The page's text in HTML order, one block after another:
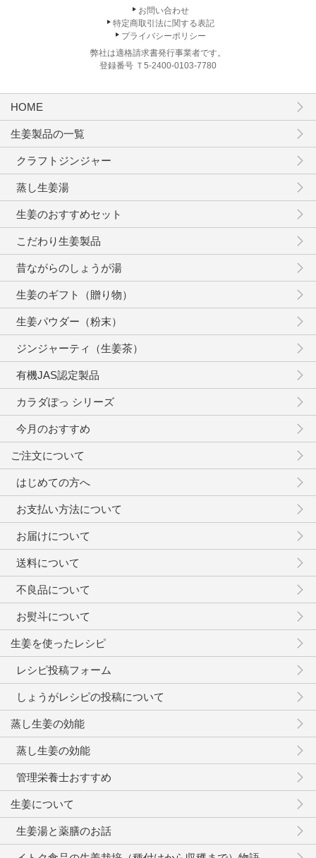
お問い合わせ
特定商取引法に関する表記
プライバシーポリシー
弊社は適格請求書発行事業者です。
登録番号 Ｔ5-2400-0103-7780
HOME
生姜製品の一覧
クラフトジンジャー
蒸し生姜湯
生姜のおすすめセット
こだわり生姜製品
昔ながらのしょうが湯
生姜のギフト（贈り物）
生姜パウダー（粉末）
ジンジャーティ（生姜茶）
有機JAS認定製品
カラダぽっ シリーズ
今月のおすすめ
ご注文について
はじめての方へ
お支払い方法について
お届けについて
送料について
不良品について
お熨斗について
生姜を使ったレシピ
レシピ投稿フォーム
しょうがレシピの投稿について
蒸し生姜の効能
蒸し生姜の効能
管理栄養士おすすめ
生姜について
生姜湯と薬膳のお話